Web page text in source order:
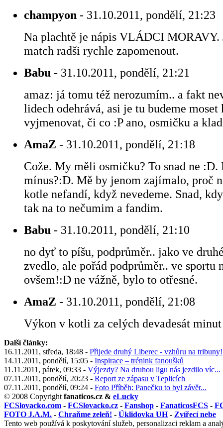
champyon - 31.10.2011, pondělí, 21:23
Na plachtě je nápis VLÁDCI MORAVY.
match radši rychle zapomenout.
Babu - 31.10.2011, pondělí, 21:21
amaz: já tomu též nerozumím.. a fakt
lidech odehrává, asi je tu budeme moset
vyjmenovat, či co :P ano, osmičku a
AmaZ - 31.10.2011, pondělí, 21:18
Cože. My měli osmičku? To snad ne
mínus?:D. Mě by jenom zajímalo, proč
kotle nefandí, když nevedeme. Snad,
tak na to nečumim a fandim.
Babu - 31.10.2011, pondělí, 21:10
no dyť to píšu, podprůměr.. jako ve
zvedlo, ale pořád podprůměr.. ve sportu
ovšem!:D ne vážně, bylo to otřesné.
AmaZ - 31.10.2011, pondělí, 21:08
Výkon v kotli za celých devadesát
Další články:
16.11.2011, středa, 18:48 - Přijede druhý Liberec - vzhůru na tribuny!
14.11.2011, pondělí, 15:05 - Inspirace – trénink fanoušků
11.11.2011, pátek, 09:33 - Výjezdy? Na druhou ligu nás jezdilo víc...
07.11.2011, pondělí, 20:23 - Report ze zápasu v Teplicích
07.11.2011, pondělí, 09:24 - Foto Příběh: Panečku to byl závěr...
© 2008 Copyright fanaticos.cz & eLucky
FCSlovacko.com - FCSlovacko.cz - Fanshop - FanaticosFCS -
FOTO J.A.M. - Chraňme zeleň! - Úklidovka UH- Zvířecí nebe
Tento web používá k poskytování služeb, personalizaci reklam a